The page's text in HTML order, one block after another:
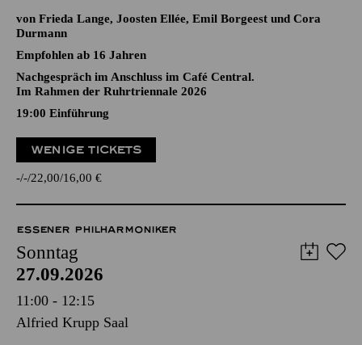
von Frieda Lange, Joosten Ellée, Emil Borgeest und Cora
Durmann
Empfohlen ab 16 Jahren
Nachgespräch im Anschluss im Café Central.
Im Rahmen der Ruhrtriennale 2026
19:00 Einführung
WENIGE TICKETS
- - 22,00 16,00 €
ESSENER PHILHARMONIKER
Sonntag
27.09.2026
11:00 - 12:15
Alfried Krupp Saal